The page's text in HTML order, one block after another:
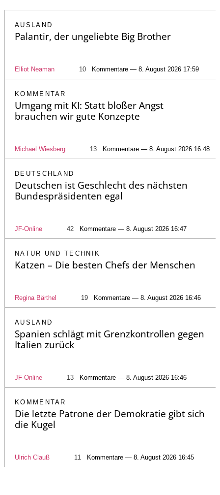
AUSLAND
Palantir, der ungeliebte Big Brother
Elliot Neaman 10 Kommentare — 8. August 2026 17:59
KOMMENTAR
Umgang mit KI: Statt bloßer Angst
brauchen wir gute Konzepte
Michael Wiesberg 13 Kommentare — 8. August 2026 16:48
DEUTSCHLAND
Deutschen ist Geschlecht des nächsten
Bundespräsidenten egal
JF-Online 42 Kommentare — 8. August 2026 16:47
NATUR UND TECHNIK
Katzen – Die besten Chefs der Menschen
Regina Bärthel 19 Kommentare — 8. August 2026 16:46
AUSLAND
Spanien schlägt mit Grenzkontrollen gegen
Italien zurück
JF-Online 13 Kommentare — 8. August 2026 16:46
KOMMENTAR
Die letzte Patrone der Demokratie gibt sich
die Kugel
Ulrich Clauß 11 Kommentare — 8. August 2026 16:45